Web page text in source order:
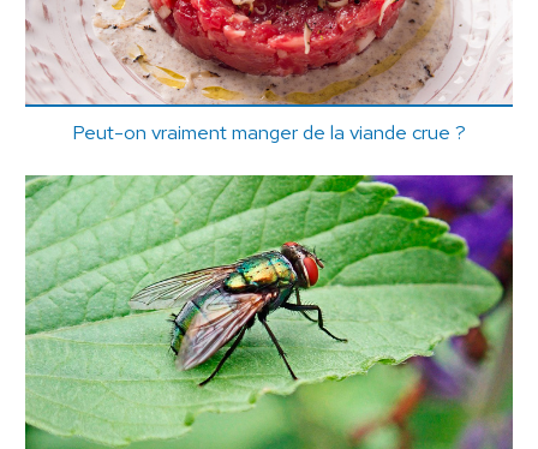
Peut-on vraiment manger de la viande crue ?